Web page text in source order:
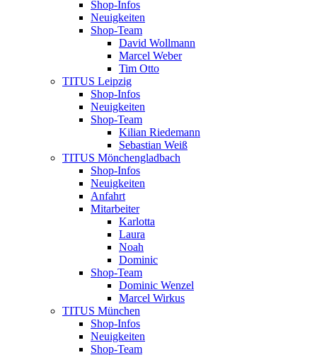
Shop-Infos
Neuigkeiten
Shop-Team
David Wollmann
Marcel Weber
Tim Otto
TITUS Leipzig
Shop-Infos
Neuigkeiten
Shop-Team
Kilian Riedemann
Sebastian Weiß
TITUS Mönchengladbach
Shop-Infos
Neuigkeiten
Anfahrt
Mitarbeiter
Karlotta
Laura
Noah
Dominic
Shop-Team
Dominic Wenzel
Marcel Wirkus
TITUS München
Shop-Infos
Neuigkeiten
Shop-Team